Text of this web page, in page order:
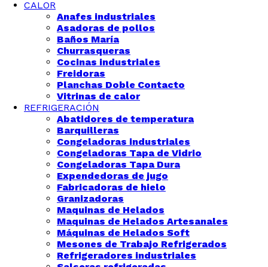
CALOR
Anafes industriales
Asadoras de pollos
Baños María
Churrasqueras
Cocinas industriales
Freidoras
Planchas Doble Contacto
Vitrinas de calor
REFRIGERACIÓN
Abatidores de temperatura
Barquilleras
Congeladoras industriales
Congeladoras Tapa de Vidrio
Congeladoras Tapa Dura
Expendedoras de jugo
Fabricadoras de hielo
Granizadoras
Maquinas de Helados
Maquinas de Helados Artesanales
Máquinas de Helados Soft
Mesones de Trabajo Refrigerados
Refrigeradores industriales